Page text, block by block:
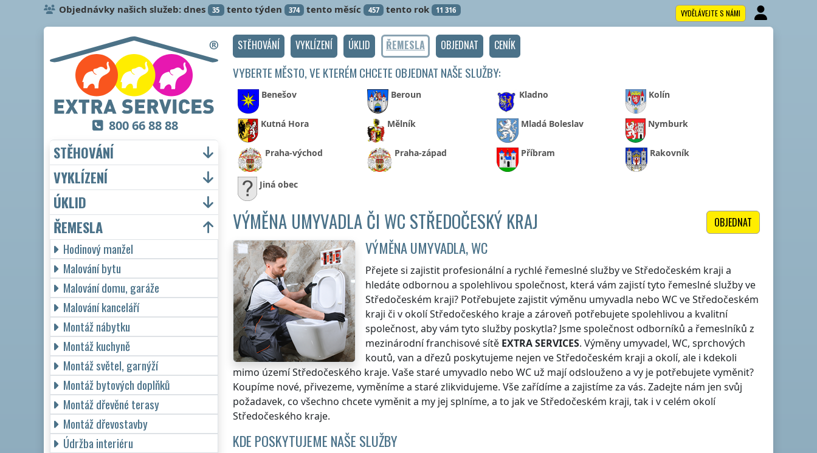
Objednávky našich služeb: dnes 35 tento týden 374 tento měsíc 457 tento rok 11 316 VYDĚLÁVEJTE S NÁMI
STĚHOVÁNÍ VYKLÍZENÍ ÚKLID ŘEMESLA OBJEDNAT CENÍK
VYBERTE MĚSTO, VE KTERÉM CHCETE OBJEDNAT NAŠE SLUŽBY:
Benešov Beroun Kladno Kolín
Kutná Hora Mělník Mladá Boleslav Nymburk
Praha-východ Praha-západ Příbram Rakovník
Jiná obec
OBJEDNAT
VÝMĚNA UMYVADLA ČI WC STŘEDOČESKÝ KRAJ
VÝMĚNA UMYVADLA, WC
Přejete si zajistit profesionální a rychlé řemeslné službyve Středočeském kraji a
hledáte odbornou a spolehlivou společnost, která vám zajistí tyto řemeslné službyve
Středočeském kraji? Potřebujete zajistit výměnu umyvadla nebo WCve Středočeském
kraji či v okolíStředočeského krajea zároveň potřebujete spolehlivou a kvalitní
společnost, aby vám tyto služby poskytla? Jsme společnost odborníků a řemeslníků z
mezinárodní franchisové sítě EXTRA SERVICES. Výměny umyvadel, WC, sprchových
koutů, van a dřezů poskytujeme nejen ve Středočeském kraji a okolí, ale i kdekoli
mimo území Středočeského kraje. Vaše staré umyvadlo nebo WC už mají odslouženo a vy je potřebujete vyměnit?
Koupíme nové, přivezeme, vyměníme a staré zlikvidujeme. Vše zařídíme a zajistíme za vás. Zadejte nám jen svůj
požadavek, co všechno chcete vyměnit a my jej splníme, a to jakve Středočeském kraji, tak i v celém okolí
Středočeského kraje.
KDE POSKYTUJEME NAŠE SLUŽBY
800 66 88 88
STĚHOVÁNÍ
VYKLÍZENÍ
ÚKLID
ŘEMESLA
Hodinový manžel
Malování bytu
Malování domu, garáže
Malování kanceláří
Montáž nábytku
Montáž kuchyně
Montáž světel, garnýží
Montáž bytových doplňků
Montáž dřevěné terasy
Montáž dřevostavby
Údržba interiéru